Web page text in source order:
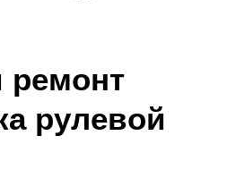
ремонт
рулевой